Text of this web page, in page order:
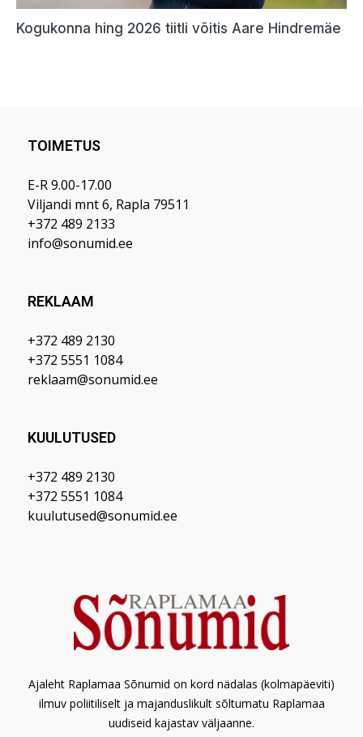
TOIMETUS
E-R 9.00-17.00
Viljandi mnt 6, Rapla 79511
+372 489 2133
info@sonumid.ee
REKLAAM
+372 489 2130
+372 5551 1084
reklaam@sonumid.ee
KUULUTUSED
+372 489 2130
+372 5551 1084
kuulutused@sonumid.ee
Ajaleht Raplamaa Sõnumid on kord nädalas (kolmapäeviti)
ilmuv poliitiliselt ja majanduslikult sõltumatu Raplamaa
uudiseid kajastav väljaanne.